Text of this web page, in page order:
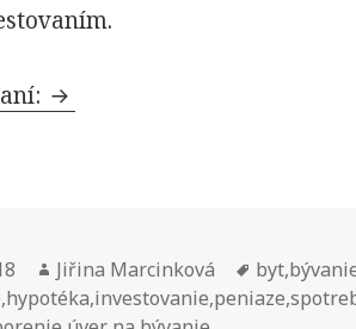
Oplatí sa stavebné
Autor
Jiřina Marcinková Značky
byt,
,hypotéka,investovanie,peniaze,